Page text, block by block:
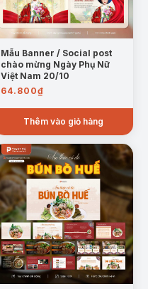
Mẫu Banner / Social post
chào mừng Ngày Phụ Nữ
Việt Nam 20/10
64.800₫
Thêm vào giỏ hàng